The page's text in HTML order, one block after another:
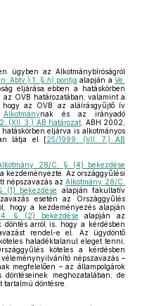
ügyben az Alkotmánybíróságról
Abtv.) 1. § h) pontja alapján aVe.
eljárása ebben a hatáskörben
az OVB határozatában, valamint a
hogy az OVB az aláírásgyűjtő ív
Alkotmánynak és az irányadó
(XII. 3.) AB határozat , ABH 2002,
eljárva is alkotmányos
látja el [25/1999. (VII. 7.) AB
28/C. § (4) bekezdése
kezdeményezte. Az országgyűlési
népszavazás azAlkotmány 28/C.
(1) bekezdése
alapján fakultatív
esetén az Országgyűlés
hogy a kezdeményezés alapján
§ (2) bekezdése alapján az
döntés arról is, hogy a kérdésben
rendel-e el. Az ügydöntő
haladéktalanul eleget tenni,
köteles a kérdésben
népszavazás –
megfelelően – az állampolgárok
döntéseinek meghozatalában, de
döntésre.